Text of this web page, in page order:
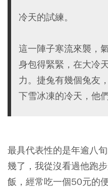
冷天的試練。
這一陣子寒流來襲，
身包得緊緊，在大冷
力。捷兔有幾個兔友
下雪冰凍的冷天，他
最具代表性的是年逾八
幾了，我從沒看過他跑
飯，經常吃一個50元的